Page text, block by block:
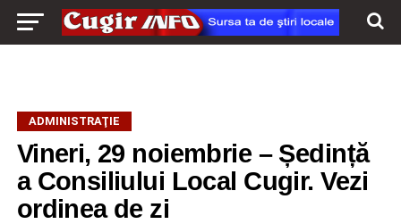
ADMINISTRAŢIE
Vineri, 29 noiembrie – Ședință
a Consiliului Local Cugir. Vezi
ordinea de zi